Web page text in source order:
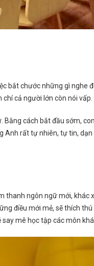
bắt chước những gì nghe
cả người lớn còn nói vấp.
cách bắt đầu sớm,
Anh rất tự nhiên, tự tin, dạn
ngôn ngữ mới, khác
điều mới mẻ, sẽ thích
mê học tập các môn